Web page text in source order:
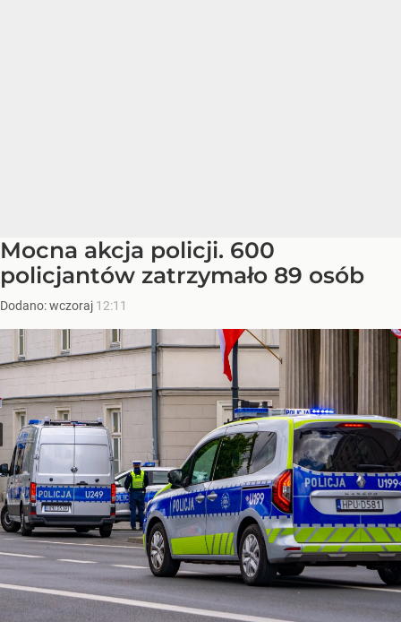
Mocna akcja policji. 600
policjantów zatrzymało 89 osób
Dodano:wczoraj 12:11